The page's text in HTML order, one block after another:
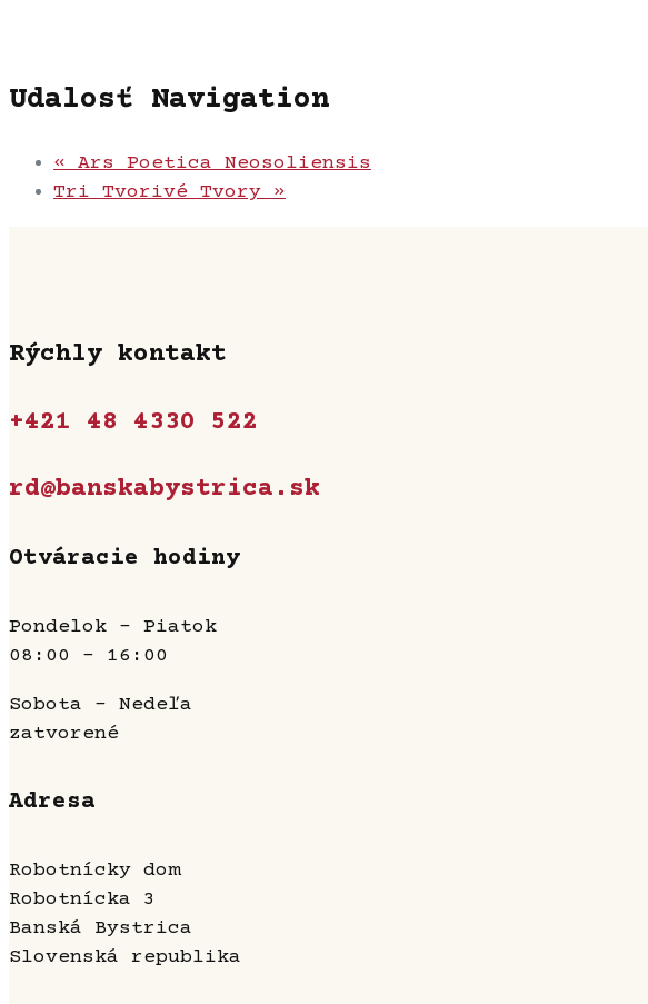
Udalosť Navigation
« Ars Poetica Neosoliensis
Tri Tvorivé Tvory »
Rýchly kontakt
+421 48 4330 522
rd@banskabystrica.sk
Otváracie hodiny
Pondelok - Piatok
08:00 - 16:00
Sobota - Nedeľa
zatvorené
Adresa
Robotnícky dom
Robotnícka 3
Banská Bystrica
Slovenská republika